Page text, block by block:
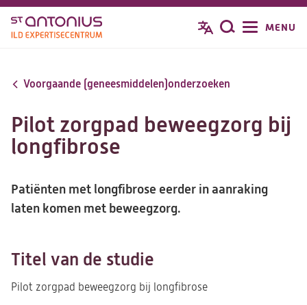
Overslaan
en
inhoud
Zoeken
MENU
Voorgaande (geneesmiddelen)onderzoeken
Pilot zorgpad beweegzorg bij
longfibrose
Patiënten met longfibrose eerder in aanraking
laten komen met beweegzorg.
Titel van de studie
Pilot zorgpad beweegzorg bij longfibrose